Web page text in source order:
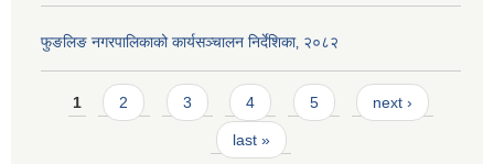
फुङलिङ नगरपालिकाको कार्यसञ्चालन निर्देशिका‚ २०८२
Pages
1 2 3 4 5 next ›
last »